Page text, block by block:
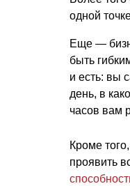
одной
Еще —
быть
и есть: вы
день, в
часов вам
Кроме
проявить